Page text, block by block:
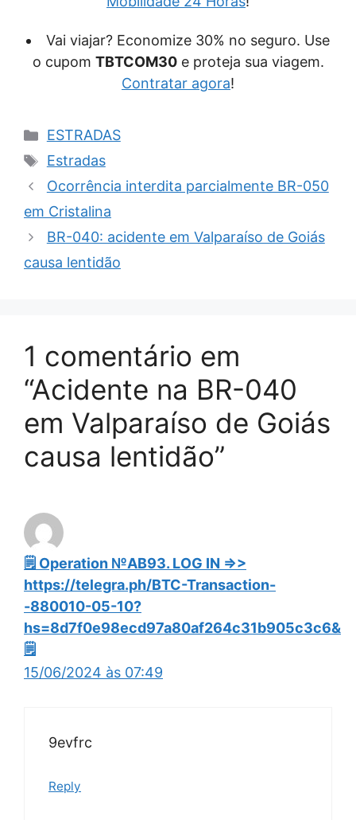
Vai viajar? Economize 30% no seguro. Use
o cupom TBTCOM30e proteja sua viagem.
Contratar agora!
Categorias
ESTRADAS
Tags
Estradas
Ocorrência interdita parcialmente BR-050
em Cristalina
BR-040: acidente em Valparaíso de Goiás
causa lentidão
1 comentário em
“Acidente na BR-040
em Valparaíso de Goiás
causa lentidão”
🗒 Ореrаtiоn №АВ93. LОG IN =>>
https://telegra.ph/BTC-Transaction-
-880010-05-10?
hs=8d7f0e98ecd97a80af264c31b905c3c6&
🗒
15/06/2024 às 07:49
9evfrc
Reply